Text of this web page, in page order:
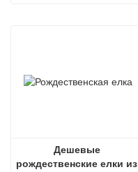
Дешевые
рождественские елки из